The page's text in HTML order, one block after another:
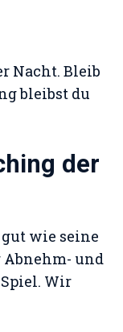
Nacht. Bleib
bleibst du
der
wie seine
und
Wir